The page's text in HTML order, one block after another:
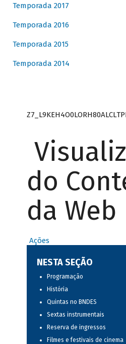
Temporada 2017
Temporada 2016
Temporada 2015
Temporada 2014
do
da Web
Ações
NESTA SEÇÃO
Programação
História
Quintas no BNDES
Sextas instrumentais
Reserva de ingressos
Filmes e festivais de cinema